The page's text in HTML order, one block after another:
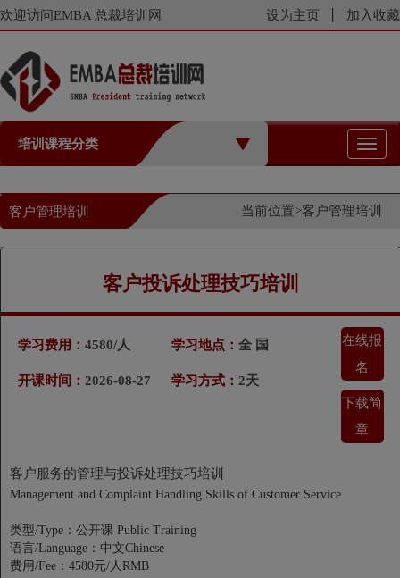
欢迎访问EMBA 总裁培训网 设为主页 加入收藏
培训课程分类
切
换
航
客户管理培训 当前位置>客户管理培训
客户投诉处理技巧培训
学习费用：4580/人
开课时间： 2026-08-27
学习地点： 全 国
学习方式： 2天
在线报
名
下载简
章
客户服务的管理与投诉处理技巧培训
Management and Complaint Handling Skills of Customer Service
类型/Type：公开课 Public Training
语言/Language：中文Chinese
费用/Fee：4580元/人RMB